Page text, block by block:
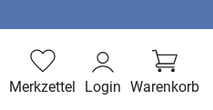
Warenkorb
Login
Merkzettel